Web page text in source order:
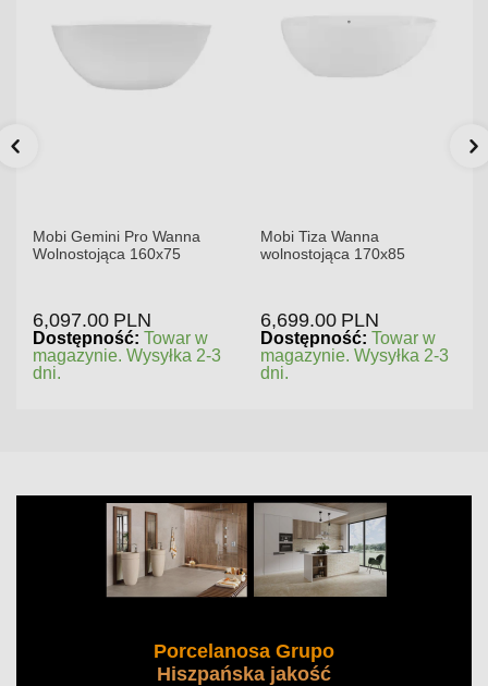
Mobi Gemini Pro Wanna
Wolnostojąca 160x75
6,097.00 PLN
Dostępność: Towar w
magazynie. Wysyłka 2-3
dni.
Mobi Tiza Wanna
wolnostojąca 170x85
6,699.00 PLN
Dostępność: Towar w
magazynie. Wysyłka 2-3
dni.
Porcelanosa Grupo
Hiszpańska jakość